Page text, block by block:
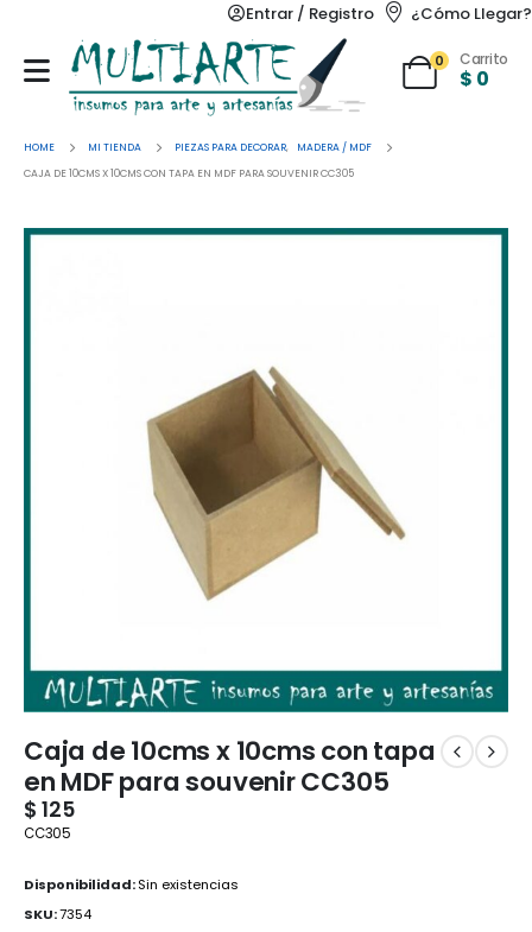
Entrar / Registro ¿Cómo Llegar?
0 Carrito
$ 0
HOME MI TIENDA PIEZAS PARA DECORAR,
MADERA / MDF
CAJA DE 10CMS X 10CMS CON TAPA EN MDF PARA SOUVENIR CC305
Caja de 10cms x 10cms con tapa
en MDF para souvenir CC305
$ 125
CC305
Disponibilidad:Sin existencias
SKU:7354